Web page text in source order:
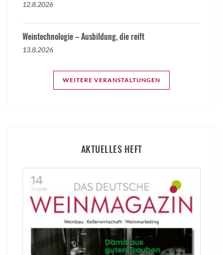
12.8.2026
Weintechnologie – Ausbildung, die reift
13.8.2026
WEITERE VERANSTALTUNGEN
AKTUELLES HEFT